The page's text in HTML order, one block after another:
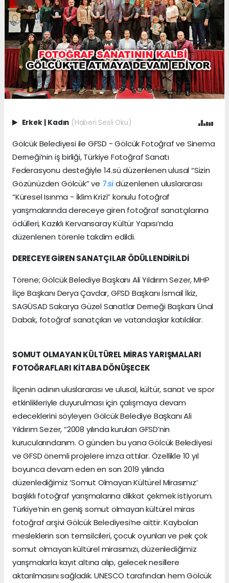
Erkek | Kadın (Haberi Sesli Oku)
Gölcük Belediyesi ile GFSD - Gölcük Fotoğraf ve Sinema
Derneği’nin iş birliği, Türkiye Fotoğraf Sanatı
Federasyonu desteğiyle 14.sü düzenlenen ulusal “Sizin
Gözünüzden Gölcük” ve 7.sidüzenlenen uluslararası
“Küresel Isınma - İklim Krizi” konulu fotoğraf
yarışmalarında dereceye giren fotoğraf sanatçılarına
ödülleri, Kazıklı Kervansaray Kültür Yapısı’nda
düzenlenen törenle takdim edildi.
DERECEYE GİREN SANATÇILAR ÖDÜLLENDİRİLDİ
Törene; Gölcük Belediye Başkanı Ali Yıldırım Sezer, MHP
İlçe Başkanı Derya Çavdar, GFSD Başkanı İsmail İkiz,
SAGÜSAD Sakarya Güzel Sanatlar Derneği Başkanı Ünal
Dabak, fotoğraf sanatçıları ve vatandaşlar katıldılar.
SOMUT OLMAYAN KÜLTÜREL MİRAS YARIŞMALARI
FOTOĞRAFLARI KİTABA DÖNÜŞECEK
İlçenin adının uluslararası ve ulusal, kültür, sanat ve spor
etkinlikleriyle duyurulması için çalışmaya devam
edeceklerini söyleyen Gölcük Belediye Başkanı Ali
Yıldırım Sezer, “2008 yılında kurulan GFSD’nin
kurucularındanım. O günden bu yana Gölcük Belediyesi
ve GFSD önemli projelere imza attılar. Özellikle 10 yıl
boyunca devam eden en son 2019 yılında
düzenlediğimiz ‘Somut Olmayan Kültürel Mirasımız’
başlıklı fotoğraf yarışmalarına dikkat çekmek istiyorum.
Türkiye’nin en geniş somut olmayan kültürel miras
fotoğraf arşivi Gölcük Belediyesi’ne aittir. Kaybolan
mesleklerin son temsilcileri, çocuk oyunları ve pek çok
somut olmayan kültürel mirasımızı, düzenlediğimiz
yarışmalarla kayıt altına alıp, gelecek nesillere
aktarılmasını sağladık. UNESCO tarafından hem Gölcük